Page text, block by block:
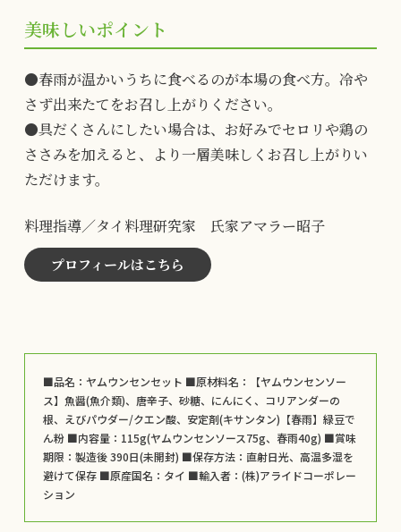
美味しいポイント
●春雨が温かいうちに食べるのが本場の食べ方。冷や
さず出来たてをお召し上がりください。
●具だくさんにしたい場合は、お好みでセロリや鶏の
ささみを加えると、より一層美味しくお召し上がりい
ただけます。
料理指導／タイ料理研究家 氏家アマラー昭子
プロフィールはこちら
■品名：ヤムウンセンセット ■原材料名：【ヤムウンセンソー
ス】魚醤(魚介類)、唐辛子、砂糖、にんにく、コリアンダーの
根、えびパウダー/クエン酸、安定剤(キサンタン)【春雨】緑豆で
ん粉 ■内容量：115g(ヤムウンセンソース75g、春雨40g) ■賞味
期限：製造後 390日(未開封) ■保存方法：直射日光、高温多湿を
避けて保存 ■原産国名：タイ ■輸入者：(株)アライドコーポレー
ション